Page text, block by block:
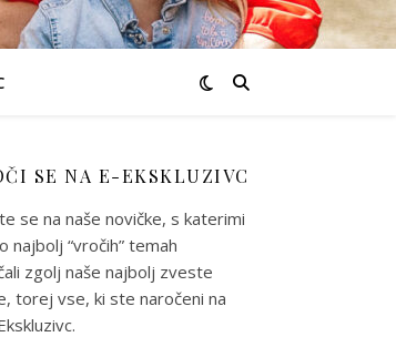
SE NA E-EKSKLUZIVC
se na naše novičke, s katerimi
najbolj “vročih” temah
zgolj naše najbolj zveste
torej vse, ki ste naročeni na